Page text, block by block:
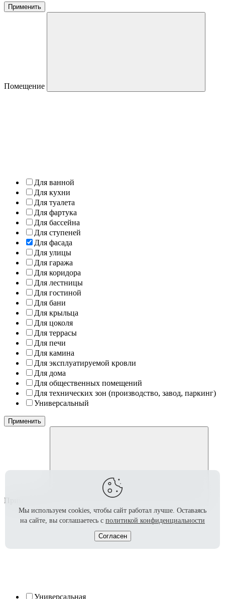
Применить
Помещение
Для ванной
Для кухни
Для туалета
Для фартука
Для бассейна
Для ступеней
Для фасада
Для улицы
Для гаража
Для коридора
Для лестницы
Для гостиной
Для бани
Для крыльца
Для цоколя
Для террасы
Для печи
Для камина
Для эксплуатируемой кровли
Для дома
Для общественных помещений
Для технических зон (производство, завод, паркинг)
Универсальный
Применить
Применение
Универсальная
Мы используем cookies, чтобы сайт работал лучше. Оставаясь
на сайте, вы соглашаетесь с политикой конфиденциальности
Согласен